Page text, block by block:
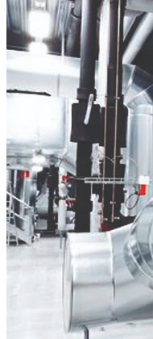
бензорезов
бензорезов
беспроводных
бетоноломов
бетономешалок
безменов
биговщиков
биноклей
блендеров
блинниц
блоков
блоков
блоков
блоков
блоков
блоков
бойлеров
бормашин
брошюраторов
брудеров
будильников
буферных